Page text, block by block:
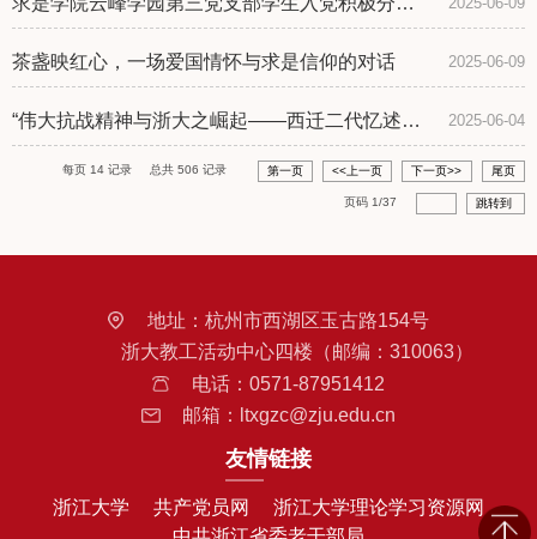
培训班案例教学顺利开展
茶盏映红心，一场爱国情怀与求是信仰的对话 2025-06-09
“伟大抗战精神与浙大之崛起——西迁二代忆述父
辈‘文军长征’”故事专题沙龙顺利举行
2025-06-04
每页 14记录 总共 506 记录 第一页 <<上一页 下一页>> 尾页
页码 1/37 跳转到
地址：杭州市西湖区玉古路154号
浙大教工活动中心四楼（邮编：310063）
电话：0571-87951412
邮箱：
ltxgzc@zju.edu.cn
友情链接
浙江大学 共产党员网
浙江大学理论学习资源网